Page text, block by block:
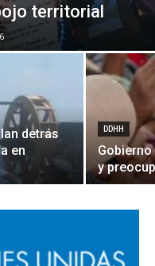
territorial
detrás
en
DDHH
y